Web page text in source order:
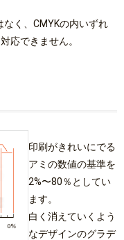
く、CMYKの内いずれ
応できません。
印刷がきれいにでる
アミの数値の基準を
2%〜80％としてい
ます。
白く消えていくよう
なデザインのグラデ